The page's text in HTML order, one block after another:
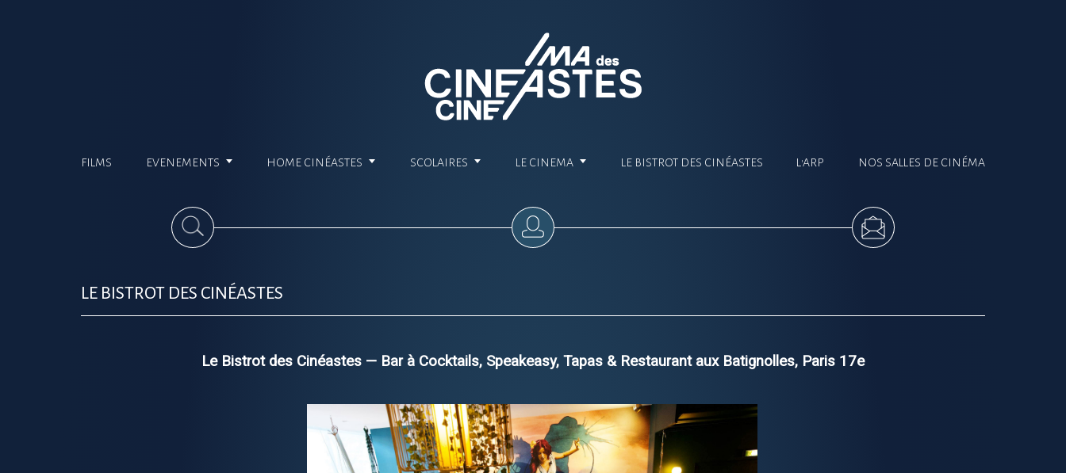
FILMS EVENEMENTS HOME CINÉASTES SCOLAIRES LE CINEMA LE BISTROT DES CINÉASTES L'ARP NOS SALLES DE CINÉMA
LE BISTROT DES CINÉASTES
Le Bistrot des Cinéastes — Bar à Cocktails, Speakeasy, Tapas & Restaurant aux Batignolles, Paris 17e